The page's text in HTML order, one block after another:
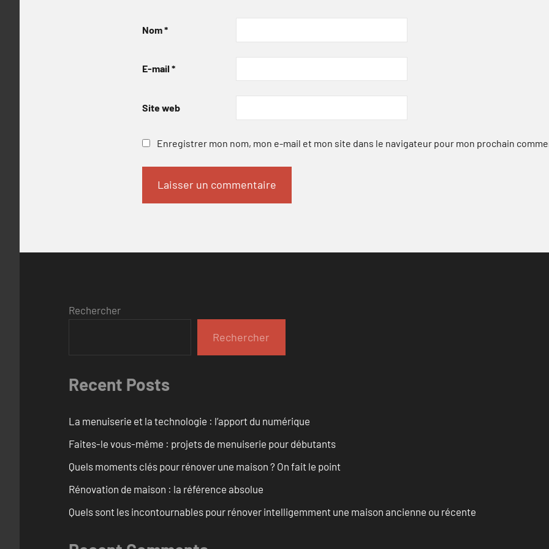
Nom*
E-mail *
Site web
Enregistrer mon nom, mon e-mail et mon site dans le navigateur pour mon prochain
Rechercher
Rechercher
Recent Posts
La menuiserie et la technologie : l’apport du numérique
Faites-le vous-même : projets de menuiserie pour débutants
Quels moments clés pour rénover une maison ? On fait le point
Rénovation de maison : la référence absolue
Quels sont les incontournables pour rénover intelligemment une maison ancienne ou récente